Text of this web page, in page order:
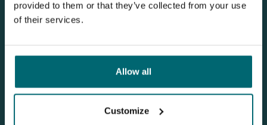
provided to them or that they’ve collected from your use
of their services.
Allow all
Customize
KGB Baits... Qualität Köder pur sang